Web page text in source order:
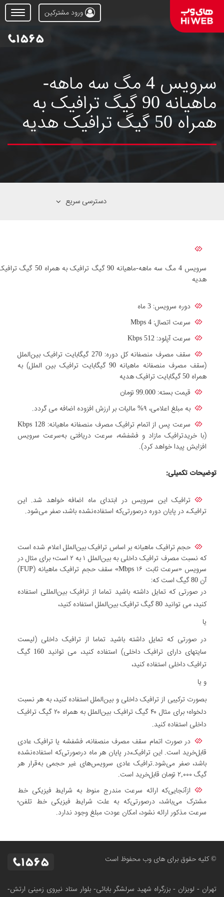
Open
Menu
ورود مشترکین
سرویس 4 مگ سه ماهه-
ماهیانه 90 گیگ ترافیک به
همراه 50 گیگ ترافیک هدیه
دسترسی سریع
سرویس 4 مگ سه ماهه-ماهیانه 90 گیگ ترافیک به همراه 50
هدیه
دوره سرویس: 3 ماه
سرعت اتصال: Mbps 4
سرعت آپلود: Kbps 512
سقف مصرف منصفانه کل دوره: 270 گیگابایت ترافیک بین‌الملل
(سقف مصرف منصفانه ماهیانه 90 گیگابایت ترافیک بین الملل) به
همراه 50 گیگابایت ترافیک هدیه
قیمت بسته: 99.000 تومان
به مبلغ اعلامی، ۹% مالیات بر ارزش افزوده اضافه می گردد.
سرعت پس از اتمام ترافیک مصرف منصفانه ماهیانه: Kbps 128
(با خریدترافیک مازاد و فشفشه، سرعت دریافتی به‌سرعت سرویس
افزایش پیدا خواهد کرد).
توضیحات تکمیلی:
ترافیک این سرویس در ابتدای ماه اضافه خواهد شد. این
ترافیک، در پایان دوره درصورتی‌که استفاده‌نشده باشد، صفر می‌شود.
حجم ترافیک ماهیانه بر اساس ترافیک بین‌الملل اعلام شده است
که نسبت مصرف ترافیک داخلی به بین‌الملل ۱ به ۲ است؛ برای مثال در
سرویس «سرعت ثابت Mbps ۱۶» سقف حجم ترافیک ماهیانه (FUP)
آن 80 گیگ است که:
در صورتی که تمایل داشته باشید تماما از ترافیک بین‌المللی استفاده
کنید، می توانید 80 گیگ ترافیک بین‌الملل استفاده کنید،
یا
در صورتی که تمایل داشته باشید تماما از ترافیک داخلی (لیست
سایتهای دارای ترافیک داخلی) استفاده کنید، می توانید 160 گیگ
ترافیک داخلی استفاده کنید،
و یا
بصورت ترکیبی از ترافیک داخلی و بین‌الملل استفاده کنید، به هر نسبت
دلخواه؛ برای مثال ۴۰ گیگ ترافیک بین‌الملل به همراه ۲۰ گیگ ترافیک
داخلی استفاده کنید.
در صورت اتمام سقف مصرف منصفانه، فشفشه یا ترافیک عادی
قابل‌خرید است. این ترافیک،در پایان هر ماه درصورتی‌که استفاده‌نشده
باشد، صفر می‌شود.ترافیک عادی سرویس‌های غیر حجمی به‌قرار هر
گیگ ۲,۰۰۰ تومان قابل‌خرید است.
ازآنجایی‌که ارائه سرعت مندرج منوط به شرایط فیزیکی خط
مشترک می‌باشد، درصورتی‌که به علت شرایط فیزیکی خط تلفن؛
سرعت مذکور ارائه نشود، امکان عودت مبلغ وجود ندارد.
© کلیه حقوق برای های وب محفوظ است
تهران - لویزان - بزرگراه شهید سرلشگر بابائی- بلوار ستاد نیروی زمینی ارتش-